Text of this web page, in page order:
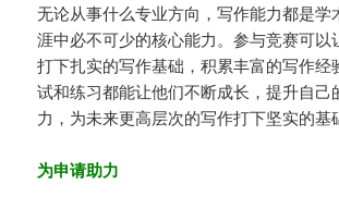
无论从事什么专业方向，写作能力都是学
涯中必不可少的核心能力。参与竞赛可以
打下扎实的写作基础，积累丰富的写作经
试和练习都能让他们不断成长，提升自己
力，为未来更高层次的写作打下坚实的基
为申请助力